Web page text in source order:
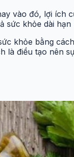
vào đó, lợi ích
sức khỏe dài hạn
khỏe bằng
là điều tạo nên